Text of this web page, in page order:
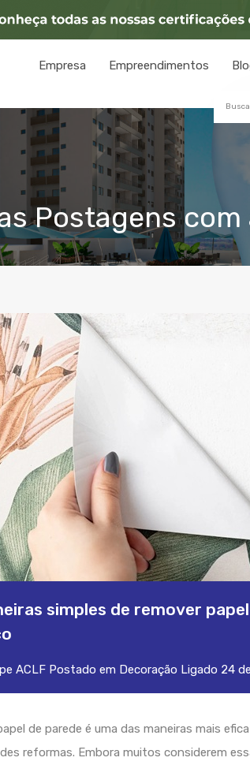
Empresa Empreendimentos
Postagens
simples de remover
ACLF Postado em Decoração Ligado 24
de parede é uma das maneiras mais
reformas. Embora muitos considerem